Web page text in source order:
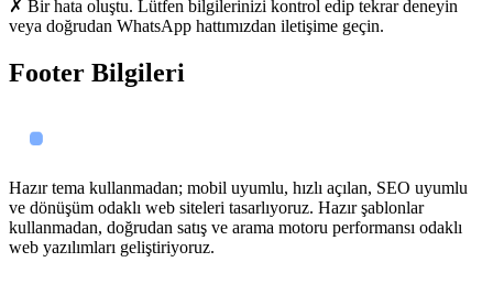
✗ Bir hata oluştu. Lütfen bilgilerinizi kontrol edip tekrar deneyin
veya doğrudan WhatsApp hattımızdan iletişime geçin.
Footer Bilgileri
Hazır tema kullanmadan; mobil uyumlu, hızlı açılan, SEO uyumlu
ve dönüşüm odaklı web siteleri tasarlıyoruz. Hazır şablonlar
kullanmadan, doğrudan satış ve arama motoru performansı odaklı
web yazılımları geliştiriyoruz.